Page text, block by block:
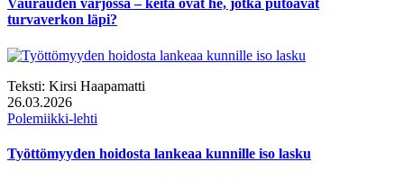
Vaurauden varjossa – keitä ovat he, jotka putoavat
turvaverkon läpi?
Teksti: Kirsi Haapamatti
26.03.2026
Polemiikki-lehti
Työttömyyden hoidosta lankeaa kunnille iso lasku